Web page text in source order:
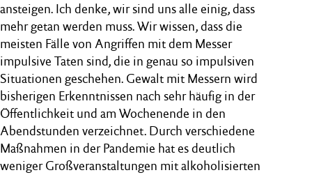
ansteigen. Ich denke, wir sind uns alle einig, dass
mehr getan werden muss. Wir wissen, dass die
meisten Fälle von Angriffen mit dem Messer
impulsive Taten sind, die in genau so impulsiven
Situationen geschehen. Gewalt mit Messern wird
bisherigen Erkenntnissen nach sehr häufig in der
Öffentlichkeit und am Wochenende in den
Abendstunden verzeichnet. Durch verschiedene
Maßnahmen in der Pandemie hat es deutlich
weniger Großveranstaltungen mit alkoholisierten